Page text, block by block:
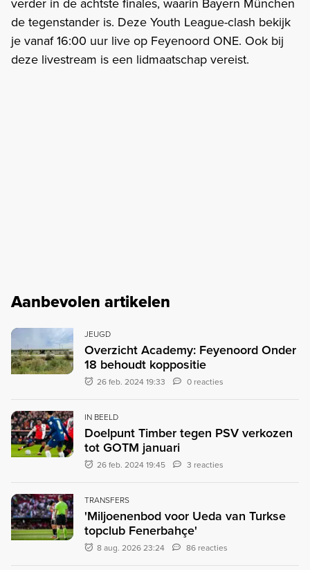
de tegenstander is. Deze Youth League-clash bekijk
je vanaf 16:00 uur live op Feyenoord ONE. Ook bij
deze livestream is een lidmaatschap vereist.
Aanbevolen artikelen
JEUGD
Overzicht Academy: Feyenoord Onder
18 behoudt koppositie
26 feb. 2024 19:33 0 reacties
IN BEELD
Doelpunt Timber tegen PSV verkozen
tot GOTM januari
26 feb. 2024 19:45 3 reacties
TRANSFERS
'Miljoenenbod voor Ueda van Turkse
topclub Fenerbahçe'
8 aug. 2026 23:24 86 reacties